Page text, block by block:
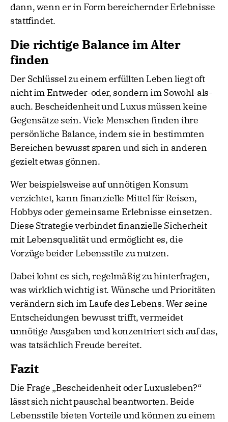
dann, wenn er in Form bereichernder Erlebnisse
stattfindet.
Die richtige Balance im Alter
finden
Der Schlüssel zu einem erfüllten Leben liegt oft
nicht im Entweder-oder, sondern im Sowohl-als-
auch. Bescheidenheit und Luxus müssen keine
Gegensätze sein. Viele Menschen finden ihre
persönliche Balance, indem sie in bestimmten
Bereichen bewusst sparen und sich in anderen
gezielt etwas gönnen.
Wer beispielsweise auf unnötigen Konsum
verzichtet, kann finanzielle Mittel für Reisen,
Hobbys oder gemeinsame Erlebnisse einsetzen.
Diese Strategie verbindet finanzielle Sicherheit
mit Lebensqualität und ermöglicht es, die
Vorzüge beider Lebensstile zu nutzen.
Dabei lohnt es sich, regelmäßig zu hinterfragen,
was wirklich wichtig ist. Wünsche und Prioritäten
verändern sich im Laufe des Lebens. Wer seine
Entscheidungen bewusst trifft, vermeidet
unnötige Ausgaben und konzentriert sich auf das,
was tatsächlich Freude bereitet.
Fazit
Die Frage „Bescheidenheit oder Luxusleben?“
lässt sich nicht pauschal beantworten. Beide
Lebensstile bieten Vorteile und können zu einem